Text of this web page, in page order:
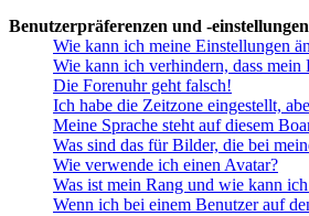
Benutzerpräferenzen und -einstellungen
Wie kann ich meine Einstellungen
Wie kann ich verhindern, dass
Die Forenuhr geht falsch!
Ich habe die Zeitzone eingestellt,
Meine Sprache steht auf diesem
Was sind das für Bilder, die bei
Wie verwende ich einen Avatar?
Was ist mein Rang und wie kann
Wenn ich bei einem Benutzer auf